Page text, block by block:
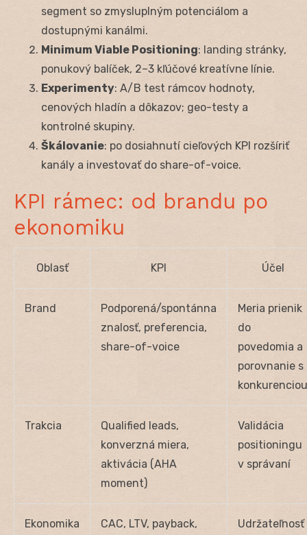
segment so zmysluplným potenciálom a
dostupnými kanálmi.
Minimum Viable Positioning: landing stránky,
ponukový balíček, 2–3 kľúčové kreatívne línie.
Experimenty: A/B test rámcov hodnoty,
cenových hladín a dôkazov; geo-testy a
kontrolné skupiny.
Škálovanie: po dosiahnutí cieľových KPI rozšíriť
kanály a investovať do share-of-voice.
KPI rámec: od brandu po
ekonomiku
Oblasť KPI Účel
Brand
Podporená/spontánna
znalosť, preferencia,
share-of-voice
Meria prienik
do
povedomia a
porovnanie s
konkurenciou
Trakcia
Qualified leads,
konverzná miera,
aktivácia (AHA
moment)
Validácia
positioningu
v správaní
Ekonomika
CAC, LTV, payback,
Udržateľnosť